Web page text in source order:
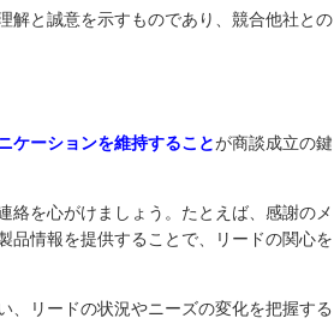
解と誠意を示すものであり、競合他社との
ケーションを維持することが商談成立の鍵
絡を心がけましょう。たとえば、感謝のメ
品情報を提供することで、リードの関心を
、リードの状況やニーズの変化を把握する